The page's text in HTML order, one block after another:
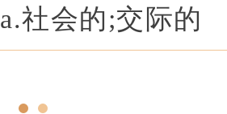
a.社会的;交际的